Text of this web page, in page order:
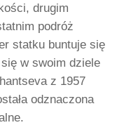
drugim
podróż
statku buntuje się
w swoim dziele
z 1957
odznaczona